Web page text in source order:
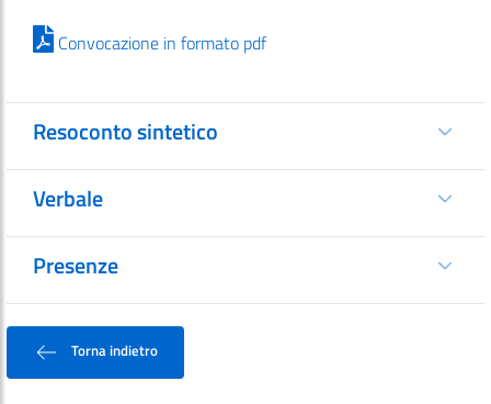
Convocazione in formato pdf
Resoconto sintetico
Verbale
Presenze
Torna indietro